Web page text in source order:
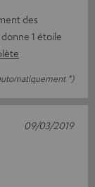
des
1 étoile
*)
09/03/2019